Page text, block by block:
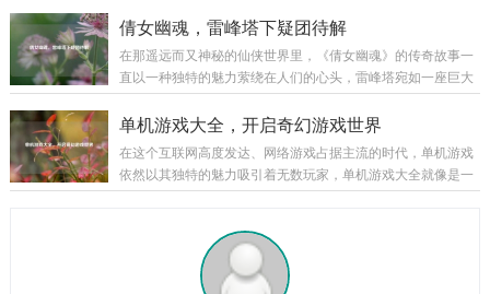
战曹操以少胜多击败袁绍，奠定统一北方的基础...
的战斗中陪伴着勇士们披荆斩棘，而泰拉石武器的升级，更是
为这场冒险之旅增添了全新的色彩和无限的可能。 泰拉石武器
的诞生源于古老的泰拉文明,传说中，泰拉文明曾经无比辉煌，
其锻造技术更是达到了登峰造极的境界，泰拉石便是那个时代
经千辛万苦，收集齐所需的材料，成功锻造出...
倩女幽魂，雷峰塔下疑团待解
在那遥远而又神秘的仙侠世界里，《倩女幽魂》的传奇故事一
直以一种独特的魅力萦绕在人们的心头，雷峰塔宛如一座巨大
的谜团，矗立在烟雨朦胧的江南大地，引得无数侠客、修道之
士纷纷前来探寻其中隐藏的秘密。 雷峰塔，本是镇压妖邪之物
的神圣之地，在《倩女幽魂》的世界中，它却逐渐成为了一个
充满诡异和谜团的存在，关于雷峰塔的传说层出不穷，有人说
塔中封印着上古时期的强大妖邪，其怨念化作了阴云，笼罩着
月圆之夜,就会有诡异的事件发生。 有一位年...
单机游戏大全，开启奇幻游戏世界
在这个互联网高度发达、网络游戏占据主流的时代，单机游戏
依然以其独特的魅力吸引着无数玩家，单机游戏大全就像是一
座宝库，为玩家们提供了各种各样精彩纷呈的游戏体验,让我们
机游戏是单机游戏大全中非常受欢迎的一个类别，以《上古卷
轴 5：天际》为例，这款游戏构建了一个宏大而开放的奇幻世
界，玩家可以自由地探索天际省的每一寸土地，与各种种族的